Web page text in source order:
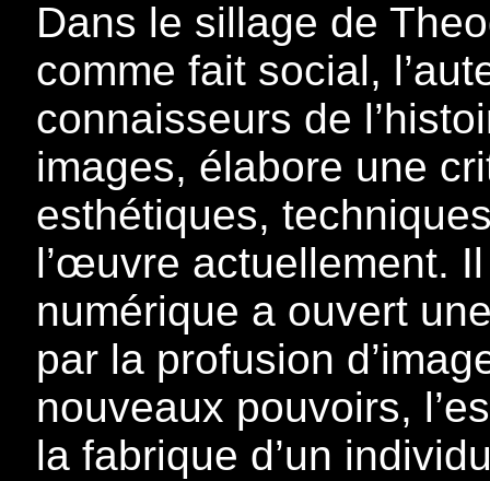
Dans le sillage de
comme fait social,
connaisseurs de
images, élabore une
esthétiques,
l’œuvre actuellement.
numérique a ouvert
par la profusion
nouveaux pouvoirs,
la fabrique d’un